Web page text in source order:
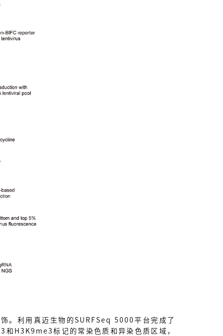
。利用真迈生物的SURFSeq 5000平台完成了
H3K9me3标记的常染色质和异染色质区域，